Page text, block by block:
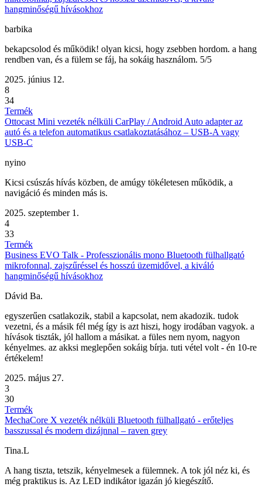
hangminőségű hívásokhoz
barbika
bekapcsolod és működik! olyan kicsi, hogy zsebben hordom. a hang
rendben van, és a fülem se fáj, ha sokáig használom. 5/5
2025. június 12.
8
34
Termék
Ottocast Mini vezeték nélküli CarPlay / Android Auto adapter az
autó és a telefon automatikus csatlakoztatásához – USB-A vagy
USB-C
nyino
Kicsi csúszás hívás közben, de amúgy tökéletesen működik, a
navigáció és minden más is.
2025. szeptember 1.
4
33
Termék
Business EVO Talk - Professzionális mono Bluetooth fülhallgató
mikrofonnal, zajszűréssel és hosszú üzemidővel, a kiváló
hangminőségű hívásokhoz
Dávid Ba.
egyszerűen csatlakozik, stabil a kapcsolat, nem akadozik. tudok
vezetni, és a másik fél még így is azt hiszi, hogy irodában vagyok. a
hívások tiszták, jól hallom a másikat. a füles nem nyom, nagyon
kényelmes. az akksi meglepően sokáig bírja. tuti vétel volt - én 10-re
értékelem!
2025. május 27.
3
30
Termék
MechaCore X vezeték nélküli Bluetooth fülhallgató - erőteljes
basszussal és modern dizájnnal – raven grey
Tina.L
A hang tiszta, tetszik, kényelmesek a fülemnek. A tok jól néz ki, és
még praktikus is. Az LED indikátor igazán jó kiegészítő.